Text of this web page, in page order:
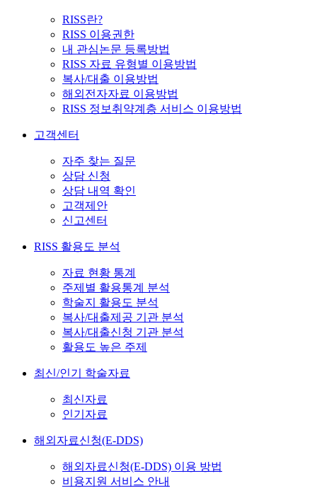
RISS란?
RISS 이용권한
내 관심논문 등록방법
RISS 자료 유형별 이용방법
복사/대출 이용방법
해외전자자료 이용방법
RISS 정보취약계층 서비스 이용방법
고객센터
자주 찾는 질문
상담 신청
상담 내역 확인
고객제안
신고센터
RISS 활용도 분석
자료 현황 통계
주제별 활용통계 분석
학술지 활용도 분석
복사/대출제공 기관 분석
복사/대출신청 기관 분석
활용도 높은 주제
최신/인기 학술자료
최신자료
인기자료
해외자료신청(E-DDS)
해외자료신청(E-DDS) 이용 방법
비용지원 서비스 안내